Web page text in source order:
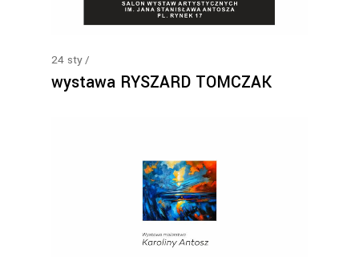
24 sty
wystawa RYSZARD TOMCZAK